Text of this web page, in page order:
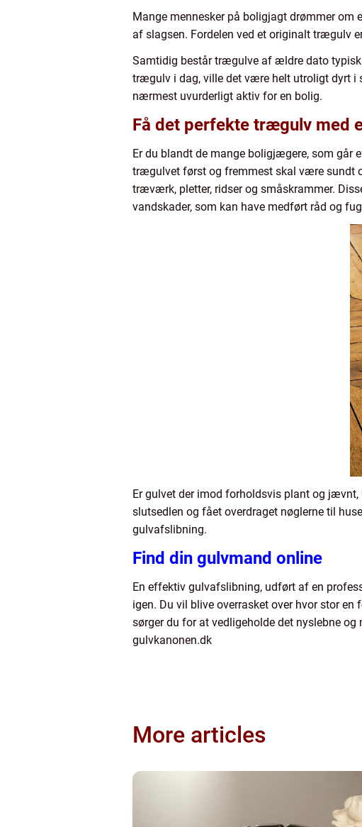
Mange mennesker på boligjagt drømmer
af slagsen. Fordelen ved et originalt trægulv
Samtidig består trægulve af ældre dato
trægulv i dag, ville det være helt utroligt dyrt i
nærmest uvurderligt aktiv for en bolig.
Få det perfekte trægulv med
Er du blandt de mange boligjægere, som
trægulvet først og fremmest skal være sundt
træværk, pletter, ridser og småskrammer.
vandskader, som kan have medført råd og
Er gulvet der imod forholdsvis plant og jævnt,
slutsedlen og fået overdraget nøglerne til
gulvafslibning.
Find din gulvmand online
En effektiv gulvafslibning, udført af en
igen. Du vil blive overrasket over hvor stor
sørger du for at vedligeholde det nyslebne
gulvkanonen.dk
More articles